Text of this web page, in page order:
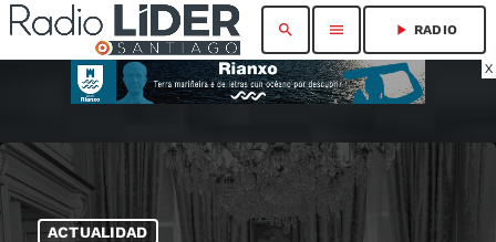
X
search menu play_arrow RADIO
ACTUALIDAD